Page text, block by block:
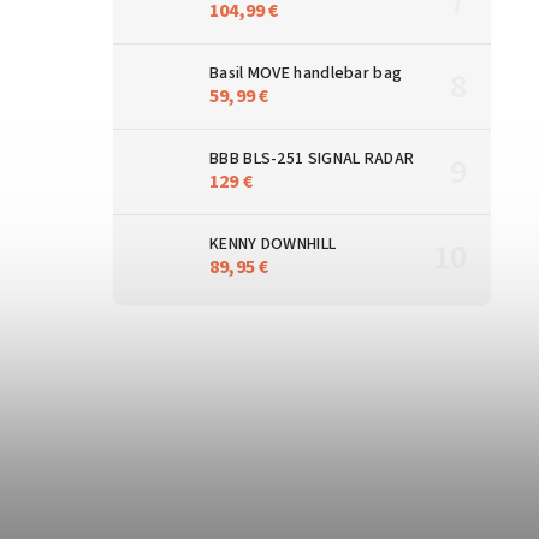
104,99 €
Basil MOVE handlebar bag
59,99 €
BBB BLS-251 SIGNAL RADAR
129 €
KENNY DOWNHILL
89,95 €